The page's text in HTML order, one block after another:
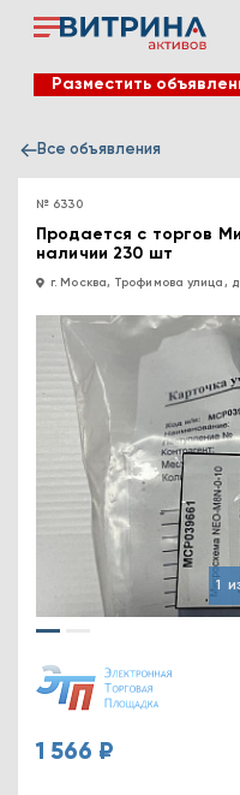
Разместить
Все объявления
№ 6330
Продается с торгов
наличии 230 шт
г. Москва, Трофимова улица,
1
1 566 ₽